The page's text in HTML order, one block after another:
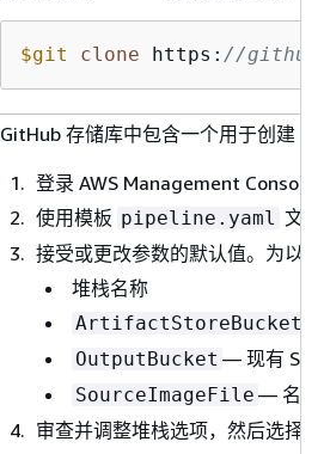
$git clone https: //
GitHub 存储库中包含一个用于创建
登录 AWS Management Console
使用模板 pipeline.yaml 文
接受或更改参数的默认值。为以
堆栈名称
OutputBucket — 现有 S3
SourceImageFile — 名为
审查并调整堆栈选项，然后选择